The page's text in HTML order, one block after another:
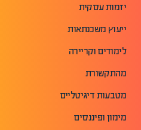
יזמות עסקית
ייעוץ משכנתאות
לימודים וקריירה
מהתקשורת
מטבעות דיגיטליים
מימון ופיננסים